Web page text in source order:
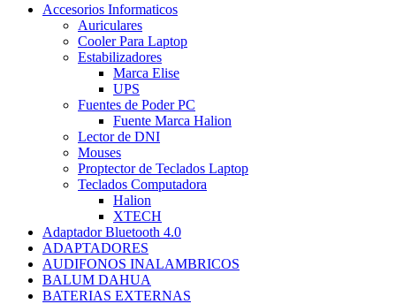
Accesorios Informaticos
Auriculares
Cooler Para Laptop
Estabilizadores
Marca Elise
UPS
Fuentes de Poder PC
Fuente Marca Halion
Lector de DNI
Mouses
Proptector de Teclados Laptop
Teclados Computadora
Halion
XTECH
Adaptador Bluetooth 4.0
ADAPTADORES
AUDIFONOS INALAMBRICOS
BALUM DAHUA
BATERIAS EXTERNAS